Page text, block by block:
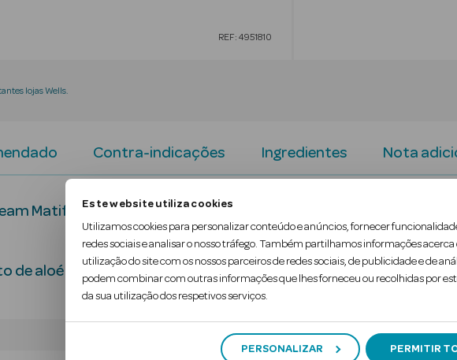
Este website utiliza cookies
Utilizamos cookies para personalizar conteúdo e anúncios, fornecer
redes sociais e analisar o nosso tráfego. Também partilhamos informações acerca
utilização do site com os nossos parceiros de redes sociais, de publicidade e de
podem combinar com outras informações que lhes forneceu ou recolhidas por
da sua utilização dos respetivos serviços.
PERSONALIZAR PERMITIR
REF: 4951810
lojas Wells.
Contra-indicações Ingredientes Nota
Matificante Creme com cor para peles mistas a oleosas -
de aloé vera e pigmentos minerais. Hidrata, uniformiza, corrige e